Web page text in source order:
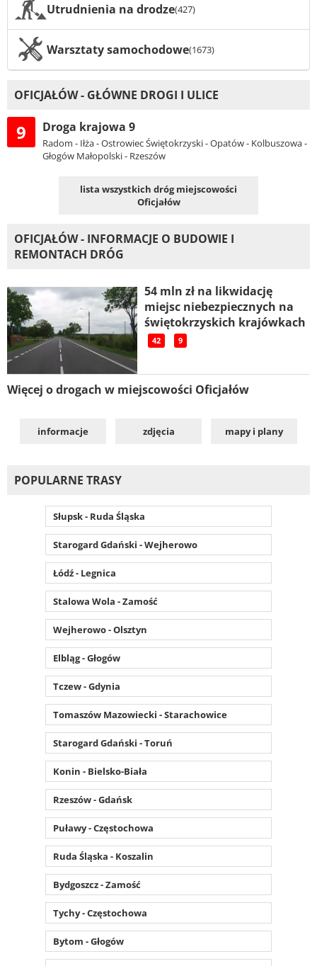
Utrudnienia na drodze(427)
Warsztaty samochodowe(1673)
OFICJAŁÓW - GŁÓWNE DROGI I ULICE
9 Droga krajowa 9
Radom - Iłża - Ostrowiec Świętokrzyski - Opatów - Kolbuszowa -
Głogów Małopolski - Rzeszów
lista wszystkich dróg miejscowości
Oficjałów
OFICJAŁÓW - INFORMACJE O BUDOWIE I
REMONTACH DRÓG
54 mln zł na likwidację
miejsc niebezpiecznych na
świętokrzyskich krajówkach
42 9
Więcej o drogach w miejscowości Oficjałów
informacje zdjęcia mapy i plany
POPULARNE TRASY
Słupsk - Ruda Śląska
Starogard Gdański - Wejherowo
Łódź - Legnica
Stalowa Wola - Zamość
Wejherowo - Olsztyn
Elbląg - Głogów
Tczew - Gdynia
Tomaszów Mazowiecki - Starachowice
Starogard Gdański - Toruń
Konin - Bielsko-Biała
Rzeszów - Gdańsk
Puławy - Częstochowa
Ruda Śląska - Koszalin
Bydgoszcz - Zamość
Tychy - Częstochowa
Bytom - Głogów